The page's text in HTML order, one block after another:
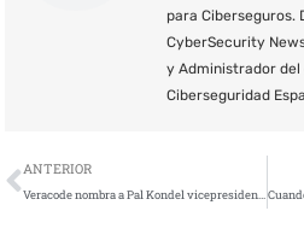
para Ciberseguros.
CyberSecurity
y Administrador del
Ciberseguridad
Ant
ANTERIOR
Veracode nombra a Pal Kondel vicepresidente de ventas para EMEA